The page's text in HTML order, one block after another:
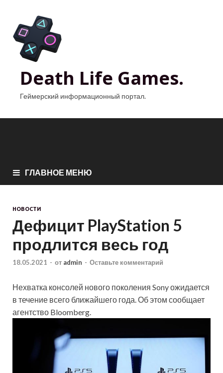
Death Life Games.
Геймерский информационный портал.
ГЛАВНОЕ МЕНЮ
НОВОСТИ
Дефицит PlayStation 5
продлится весь год
18.05.2021 - от admin - Оставьте комментарий
Нехватка консолей нового поколения Sony ожидается
в течение всего ближайшего года. Об этом сообщает
агентство Bloomberg.